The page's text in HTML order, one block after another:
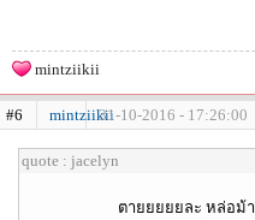
mintziikii
#6 mintziikii31-10-2016 - 17:26:00
quote : jacelyn
ตายยยยยละ หล่อม้